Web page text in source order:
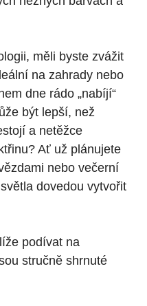
měli byste zvážit
na zahrady nebo
dne rádo „nabíjí“
být lepší, než
a netěžce
Ať už plánujete
nebo večerní
dovedou vytvořit
podívat na
stručně shrnuté